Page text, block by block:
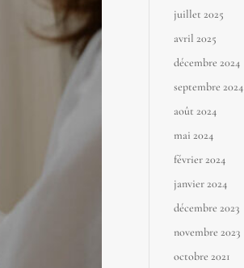
juillet 2025
avril 2025
décembre 2024
septembre 2024
août 2024
mai 2024
février 2024
janvier 2024
décembre 2023
novembre 2023
octobre 2021